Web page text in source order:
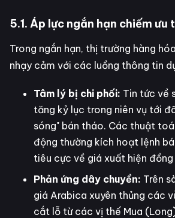
5.1. Áp lực ngắn hạn chiếm ưu
Trong ngắn hạn, thị trường hàng
nhạy cảm với các luồng thông tin
Tâm lý bị chi phối: Tin tức về
tăng kỷ lục trong niên vụ tới
sóng" bán tháo. Các thuật
động thường kích hoạt lệnh
tiêu cực về giá xuất hiện
Phản ứng dây chuyền: Trên
giá Arabica xuyên thủng các
cắt lỗ từ các vị thế Mua